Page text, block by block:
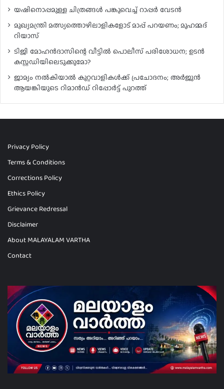
യഷിനൊപ്പമുള്ള ചിത്രങ്ങൾ പങ്കുവെച്ച് റാപ്പർ വേടൻ
മുഖ്യമന്ത്രി മത്സ്യത്തൊഴിലാളികളോട് മാപ്പ് പറയണം; മുഹമ്മദ്
റിയാസ്
ടിജി മോഹൻദാസിന്റെ വീട്ടിൽ പൊലീസ് പരിശോധന; ഉടൻ
കസ്റ്റഡിയിലെടുക്കുമോ?
ജാമ്യം നൽകിയാൽ കുറ്റവാളികൾക്ക് പ്രചോദനം; അർജുൻ
ആയങ്കിയുടെ റിമാൻഡ് റിപ്പോർട്ട് പുറത്ത്
Privacy Policy
Terms & Conditions
Corrections Policy
Ethics Policy
Grievance Redressal
Disclaimer
About MALAYALAM VARTHA
Contact